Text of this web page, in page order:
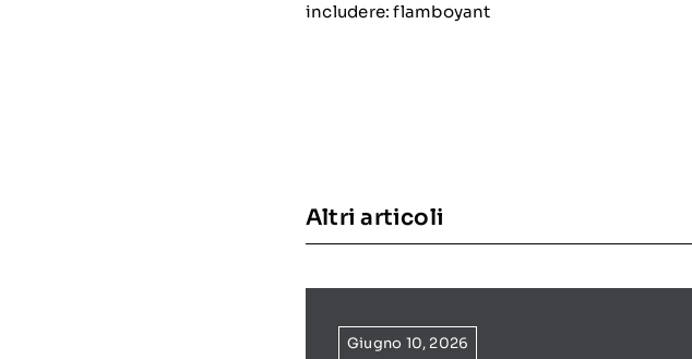
includere:flamboyant
Altri articoli
Giugno 10, 2026